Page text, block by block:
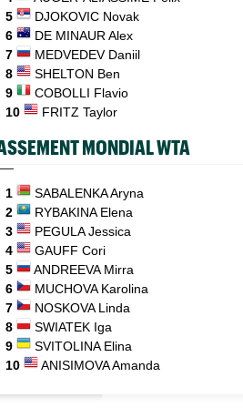
sponsors"
WTA - Toronto
Aryna Sabalenka propose... des
façon F1
US Open (Q)
Bonzi devrait éviter les qualifs, Gea,
Wawrinka engagés
WTA - Toronto
Bianca Andreescu, très déçue : "J’ai
décevoir..."
US Open (Q)
Sept Françaises présentes en qualifs,
Mladenovic protégée
5
DJOKOVIC Novak
6
DE MINAUR Alex
7
MEDVEDEV Daniil
8
SHELTON Ben
9
COBOLLI Flavio
10
FRITZ Taylor
MONDIAL WTA
1 SABALENKA Aryna
2
RYBAKINA Elena
3
PEGULA Jessica
4
GAUFF Cori
5
ANDREEVA Mirra
6
MUCHOVA Karolina
7
NOSKOVA Linda
8
SWIATEK Iga
9
SVITOLINA Elina
10
ANISIMOVA Amanda